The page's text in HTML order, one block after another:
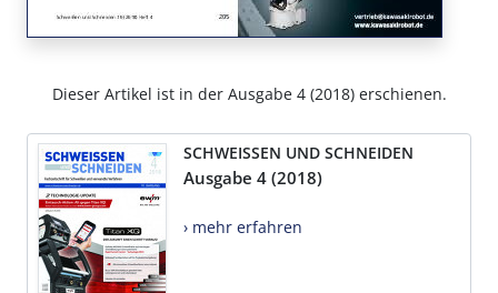
Dieser Artikel ist in der Ausgabe 4 (2018) erschienen.
SCHWEISSEN UND SCHNEIDEN
Ausgabe 4 (2018)
› mehr erfahren